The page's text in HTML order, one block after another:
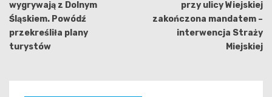
wygrywają z Dolnym
Śląskiem. Powódź
przekreśliła plany
turystów
przy ulicy Wiejskiej
zakończona mandatem –
interwencja Straży
Miejskiej